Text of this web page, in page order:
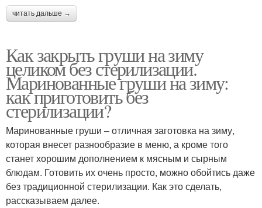
читать дальше →
Как закрыть груши на зиму
целиком без стерилизации.
Маринованные груши на зиму:
как приготовить без
стерилизации?
Маринованные груши – отличная заготовка на зиму,
которая внесет разнообразие в меню, а кроме того
станет хорошим дополнением к мясным и сырным
блюдам. Готовить их очень просто, можно обойтись даже
без традиционной стерилизации. Как это сделать,
рассказываем далее.